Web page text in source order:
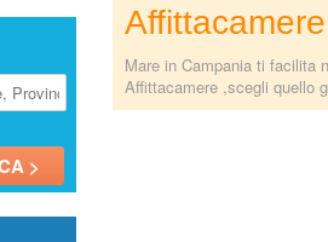
Affittacamere
Mare in Campania ti facilita
Affittacamere ,scegli quello